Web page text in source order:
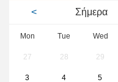
Όλοι οι φορείς
Αρθρα
< Σήμερα
Mon Tue Wed
27 28 29
3 4 5